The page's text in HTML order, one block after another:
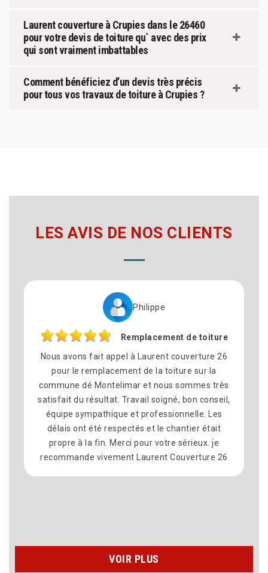
Laurent couverture à Crupies dans le 26460
pour votre devis de toiture qu` avec des prix
qui sont vraiment imbattables
Comment bénéficiez d’un devis très précis
pour tous vos travaux de toiture à Crupies ?
LES AVIS DE NOS CLIENTS
Philippe
Remplacement de toiture
Nous avons fait appel à Laurent couverture 26
pour le remplacement de la toiture sur la
commune dé Montelimar et nous sommes très
satisfait du résultat. Travail soigné, bon conseil,
équipe sympathique et professionnelle. Les
délais ont été respectés et le chantier était
propre à la fin. Merci pour votre sérieux. je
recommande vivement Laurent Couverture 26
VOIR PLUS